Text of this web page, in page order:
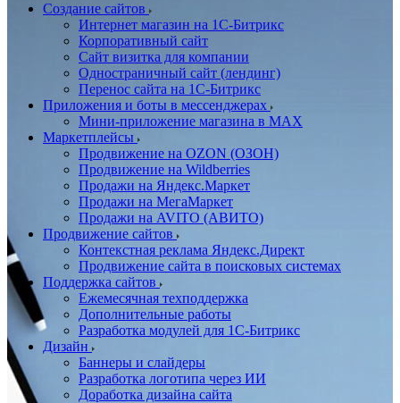
Создание сайтов
Интернет магазин на 1С-Битрикс
Корпоративный сайт
Сайт визитка для компании
Одностраничный сайт (лендинг)
Перенос сайта на 1С-Битрикс
Приложения и боты в мессенджерах
Мини-приложение магазина в MAX
Маркетплейсы
Продвижение на OZON (ОЗОН)
Продвижение на Wildberries
Продажи на Яндекс.Маркет
Продажи на МегаМаркет
Продажи на AVITO (АВИТО)
Продвижение сайтов
Контекстная реклама Яндекс.Директ
Продвижение сайта в поисковых системах
Поддержка сайтов
Ежемесячная техподдержка
Дополнительные работы
Разработка модулей для 1С-Битрикс
Дизайн
Баннеры и слайдеры
Разработка логотипа через ИИ
Доработка дизайна сайта